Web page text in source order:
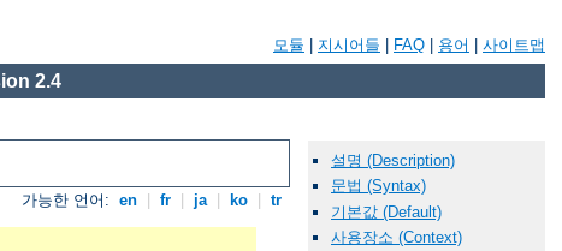
모듈 지시어들 FAQ 용어 사이트맵
2.4
가능한 언어: en fr ja ko tr
설명 (Description)
문법 (Syntax)
기본값 (Default)
사용장소 (Context)